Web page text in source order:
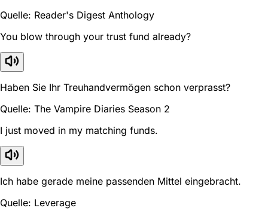
Quelle: Reader's Digest Anthology
You blow through your trust fund already?
Haben Sie Ihr Treuhandvermögen schon verprasst?
Quelle: The Vampire Diaries Season 2
I just moved in my matching funds.
Ich habe gerade meine passenden Mittel eingebracht.
Quelle: Leverage